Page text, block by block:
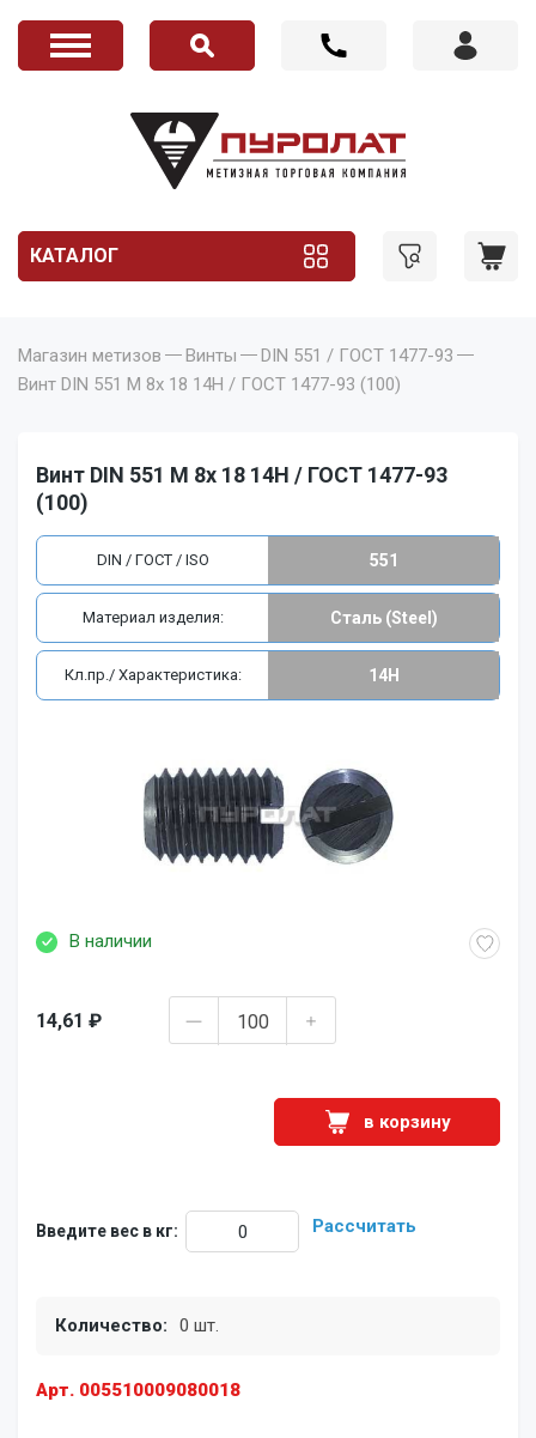
КАТАЛОГ
Магазин метизов Винты
DIN 551 / ГОСТ 1477-93
Винт DIN 551 M 8x 18 14H / ГОСТ 1477-93 (100)
Винт DIN 551 M 8x 18 14H / ГОСТ 1477-93
(100)
Арт. 005510009080018
В наличии
14,61 ₽
в корзину
Введите вес в кг: Рассчитать
Количество: 0 шт.
DIN / ГОСТ / ISO 551
Материал изделия: Сталь (Steel)
Кл.пр./ Характеристика: 14H